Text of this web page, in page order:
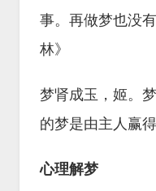
事。再做梦也没
林》
梦肾成玉，姬。
的梦是由主人赢
心理解梦